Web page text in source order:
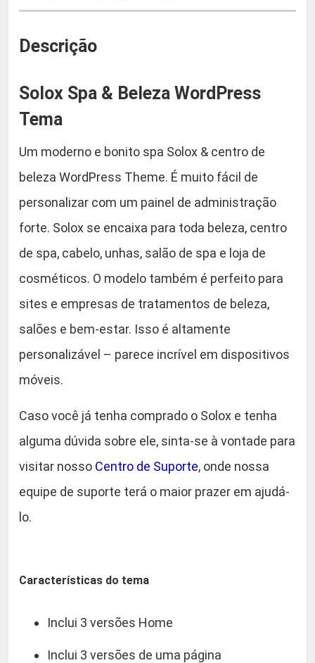
$
9
9
0
0
e
W
o
d
P
e
s
s
e
m
a
u
a
t
i
a
d
e
Descrição
Solox Spa & Beleza WordPress
Tema
Um moderno e bonito spa Solox & centro de
beleza WordPress Theme. É muito fácil de
personalizar com um painel de administração
forte. Solox se encaixa para toda beleza, centro
de spa, cabelo, unhas, salão de spa e loja de
cosméticos. O modelo também é perfeito para
sites e empresas de tratamentos de beleza,
salões e bem-estar. Isso é altamente
personalizável – parece incrível em dispositivos
móveis.
Caso você já tenha comprado o Solox e tenha
alguma dúvida sobre ele, sinta-se à vontade para
visitar nosso Centro de Suporte, onde nossa
equipe de suporte terá o maior prazer em ajudá-
lo.
Características do tema
Inclui 3 versões Home
Inclui 3 versões de uma página